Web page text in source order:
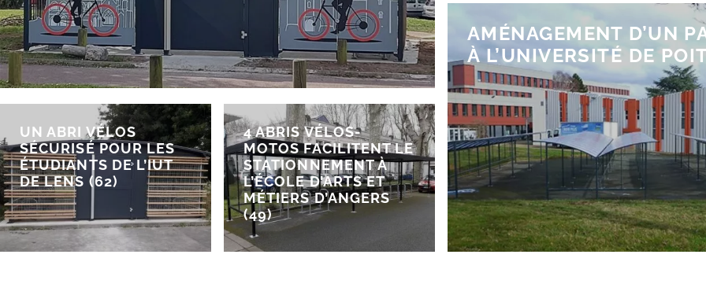
UN ABRI VÉLOS
SÉCURISÉ POUR LES
ÉTUDIANTS DE L’IUT
DE LENS (62)
4 ABRIS VÉLOS-
MOTOS FACILITENT LE
STATIONNEMENT À
L’ÉCOLE D’ARTS ET
MÉTIERS D’ANGERS
(49)
AMÉNAGEMENT D’UN
À L’UNIVERSITÉ DE